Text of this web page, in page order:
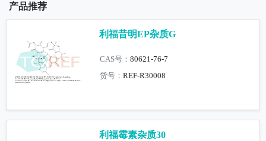
产品推荐
利福昔明EP杂质G
CAS号：80621-76-7
货号：REF-R30008
利福霉素杂质30